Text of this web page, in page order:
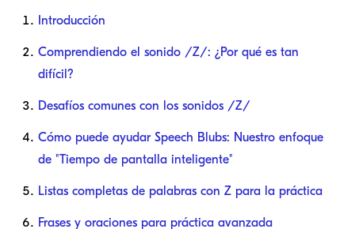
Introducción
Comprendiendo el sonido /Z/: ¿Por qué es tan
difícil?
Desafíos comunes con los sonidos /Z/
Cómo puede ayudar Speech Blubs: Nuestro enfoque
de "Tiempo de pantalla inteligente"
Listas completas de palabras con Z para la práctica
Frases y oraciones para práctica avanzada